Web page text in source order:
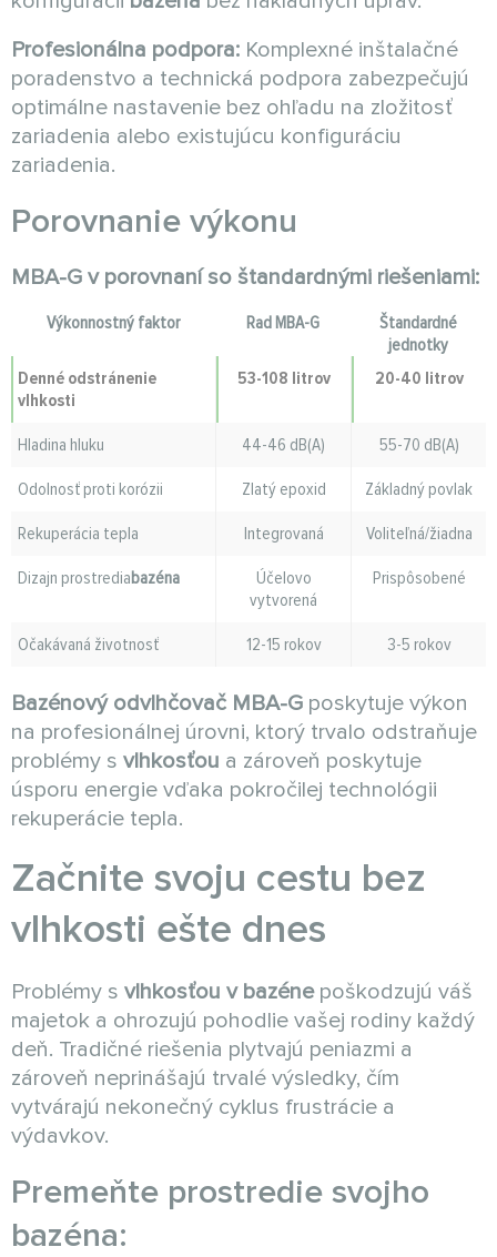
Profesionálna podpora: Komplexné inštalačné
poradenstvo a technická podpora zabezpečujú
optimálne nastavenie bez ohľadu na zložitosť
zariadenia alebo existujúcu konfiguráciu
zariadenia.
Porovnanie výkonu
MBA-G v porovnaní so štandardnými riešeniami:
Výkonnostný faktor Rad MBA-G
Štandardné
jednotky
Denné odstránenie
vlhkosti
53-108 litrov 20-40 litrov
Hladina hluku 44-46 dB(A)
55-70 dB(A)
Odolnosť proti korózii
Zlatý epoxid
Základný povlak
Rekuperácia tepla
Integrovaná
Voliteľná/žiadna
Dizajn prostrediabazéna
Účelovo
vytvorená
Prispôsobené
Očakávaná životnosť 12-15 rokov 3-5 rokov
Bazénový odvlhčovač MBA-G poskytuje výkon
na profesionálnej úrovni, ktorý trvalo odstraňuje
problémy s vlhkosťou a zároveň poskytuje
úsporu energie vďaka pokročilej technológii
rekuperácie tepla.
Začnite svoju cestu bez
vlhkosti ešte dnes
Problémy s vlhkosťou v bazénepoškodzujú váš
majetok a ohrozujú pohodlie vašej rodiny každý
deň. Tradičné riešenia plytvajú peniazmi a
zároveň neprinášajú trvalé výsledky, čím
vytvárajú nekonečný cyklus frustrácie a
výdavkov.
Premeňte prostredie svojho
bazéna: